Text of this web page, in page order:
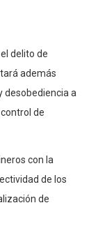
delito de
además
desobediencia a
de
con la
de los
de